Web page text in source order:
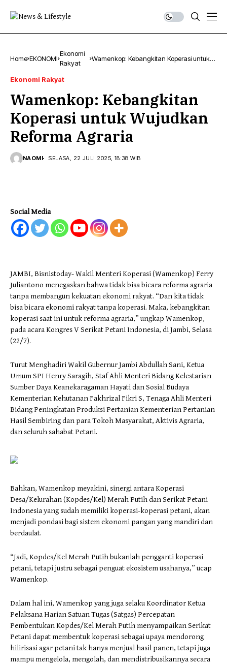
Home EKONOMI
Ekonomi
Rakyat
Wamenkop: Kebangkitan Koperasi untuk
Ekonomi Rakyat
Wamenkop: Kebangkitan
Koperasi untuk Wujudkan
Reforma Agraria
NAOMI SELASA, 22 JULI 2025, 18:38 WIB
Social Media
JAMBI, Bisnistoday- Wakil Menteri Koperasi (Wamenkop) Ferry
Juliantono menegaskan bahwa tidak bisa bicara reforma agraria
tanpa membangun kekuatan ekonomi rakyat. “Dan kita tidak
bisa bicara ekonomi rakyat tanpa koperasi. Maka, kebangkitan
koperasi saat ini untuk reforma agraria,” ungkap Wamenkop,
pada acara Kongres V Serikat Petani Indonesia, di Jambi, Selasa
(22/7).
Turut Menghadiri Wakil Gubernur Jambi Abdullah Sani, Ketua
Umum SPI Henry Saragih, Staf Ahli Menteri Bidang Kelestarian
Sumber Daya Keanekaragaman Hayati dan Sosial Budaya
Kementerian Kehutanan Fakhrizal Fikri S, Tenaga Ahli Menteri
Bidang Peningkatan Produksi Pertanian Kementerian Pertanian
Hasil Sembiring dan para Tokoh Masyarakat, Aktivis Agraria,
dan seluruh sahabat Petani.
Bahkan, Wamenkop meyakini, sinergi antara Koperasi
Desa/Kelurahan (Kopdes/Kel) Merah Putih dan Serikat Petani
Indonesia yang sudah memiliki koperasi-koperasi petani, akan
menjadi pondasi bagi sistem ekonomi pangan yang mandiri dan
berdaulat.
“Jadi, Kopdes/Kel Merah Putih bukanlah pengganti koperasi
petani, tetapi justru sebagai penguat ekosistem usahanya,” ucap
Wamenkop.
Dalam hal ini, Wamenkop yang juga selaku Koordinator Ketua
Pelaksana Harian Satuan Tugas (Satgas) Percepatan
Pembentukan Kopdes/Kel Merah Putih menyampaikan Serikat
Petani dapat membentuk koperasi sebagai upaya mendorong
hilirisasi agar petani tak hanya menjual hasil panen, tetapi juga
mampu mengelola, mengolah, dan mendistribusikannya secara